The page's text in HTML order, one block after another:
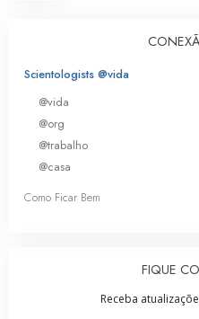
Scientologists @vida
@vida
@org
@trabalho
@casa
Como Ficar Bem
FIQUE
Receba